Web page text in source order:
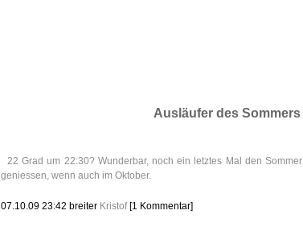
Ausläufer des Sommers
22 Grad um 22:30? Wunderbar, noch ein letztes Mal den Sommer
geniessen, wenn auch im Oktober.
07.10.09 23:42 breiter Kristof [1 Kommentar]